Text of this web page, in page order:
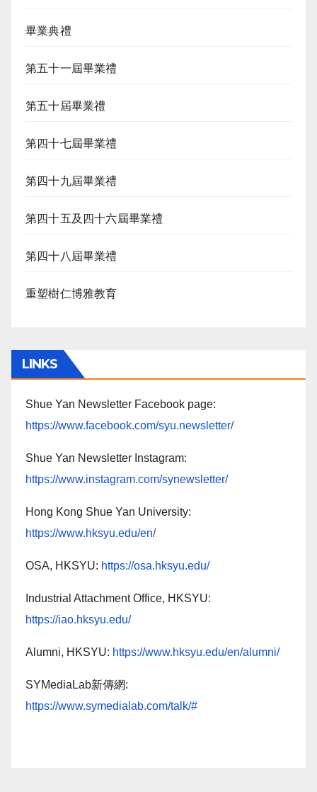
畢業典禮
第五十一屆畢業禮
第五十屆畢業禮
第四十七屆畢業禮
第四十九屆畢業禮
第四十五及四十六屆畢業禮
第四十八屆畢業禮
重塑樹仁博雅教育
LINKS
Shue Yan Newsletter Facebook page:
https://www.facebook.com/syu.newsletter/
Shue Yan Newsletter Instagram:
https://www.instagram.com/synewsletter/
Hong Kong Shue Yan University:
https://www.hksyu.edu/en/
OSA, HKSYU: https://osa.hksyu.edu/
Industrial Attachment Office, HKSYU:
https://iao.hksyu.edu/
Alumni, HKSYU: https://www.hksyu.edu/en/alumni/
SYMediaLab新傳網:
https://www.symedialab.com/talk/#